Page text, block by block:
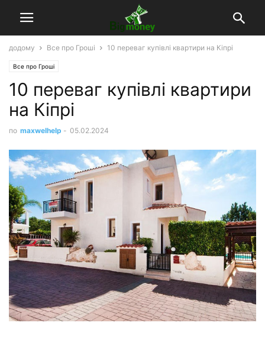
додому Все про Гроші 10 переваг купівлі квартири на Кіпрі
Все про Гроші
10 переваг купівлі квартири
на Кіпрі
по maxwelhelp - 05.02.2024